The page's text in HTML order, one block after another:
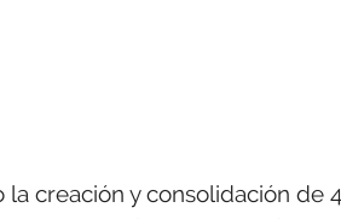
creación y consolidación de